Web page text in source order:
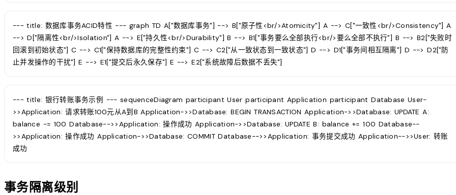
--- title: 数据库事务ACID特性 --- graph TD A["数据库事务"] --> B["原子性<br/>Atomicity"] A --> C["一致性<br/>Consistency"] A
--> D["隔离性<br/>Isolation"] A --> E["持久性<br/>Durability"] B --> B1["事务要么全部执行<br/>要么全部不执行"] B --> B2["失败时
回滚到初始状态"] C --> C1["保持数据库的完整性约束"] C --> C2["从一致状态到一致状态"] D --> D1["事务间相互隔离"] D --> D2["防
止并发操作的干扰"] E --> E1["提交后永久保存"] E --> E2["系统故障后数据不丢失"]
--- title: 银行转账事务示例 --- sequenceDiagram participant User participant Application participant Database User-
>>Application: 请求转账100元从A到B Application->>Database: BEGIN TRANSACTION Application->>Database: UPDATE A:
balance -= 100 Database-->>Application: 操作成功 Application->>Database: UPDATE B: balance += 100 Database--
>>Application: 操作成功 Application->>Database: COMMIT Database-->>Application: 事务提交成功 Application-->>User: 转账
成功
事务隔离级别